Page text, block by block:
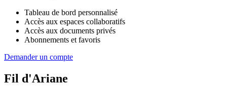
Tableau de bord personnalisé
Accès aux espaces collaboratifs
Accès aux documents privés
Abonnements et favoris
Demander un compte
Fil d'Ariane